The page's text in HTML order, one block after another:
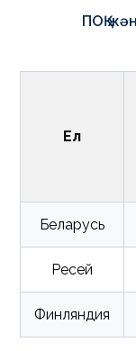
ПОҚ
Ел
Беларусь
Ресей
Финляндия